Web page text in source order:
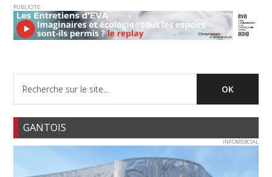
PUBLICITE
GANTOIS
INFOMERCIAL